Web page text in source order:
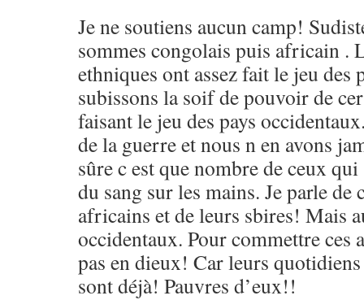
Je ne soutiens aucun camp!
sommes congolais puis africain .
ethniques ont assez fait le jeu des
subissons la soif de pouvoir de
faisant le jeu des pays
de la guerre et nous n en avons
sûre c est que nombre de ceux
du sang sur les mains. Je parle
africains et de leurs sbires! Mais
occidentaux. Pour commettre ces
pas en dieux! Car leurs
sont déjà! Pauvres d’eux!!